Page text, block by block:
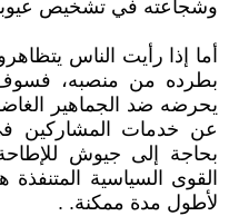
وشجاعته في تشخيص
أما إذا رأيت الناس
بطرده من منصبه، فسوف
يحرضه ضد الجماهير
عن خدمات المشاركين
بحاجة إلى جيوش
القوى السياسية
لأطول مدة ممكنة. .